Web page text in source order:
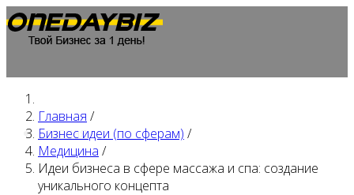
Главная
Главная /
Бизнес идеи (по сферам) /
Медицина /
Идеи бизнеса в сфере массажа и спа: создание
уникального концепта